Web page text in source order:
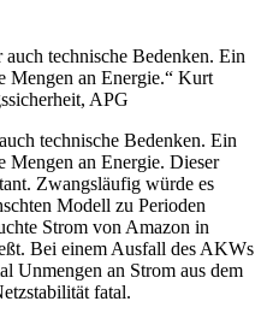
technische Bedenken. Ein
Mengen an Energie.“ Kurt
APG
technische Bedenken. Ein
Mengen an Energie. Dieser
Zwangsläufig würde es
Modell zu Perioden
Strom von Amazon in
Bei einem Ausfall des AKWs
Unmengen an Strom aus dem
fatal.